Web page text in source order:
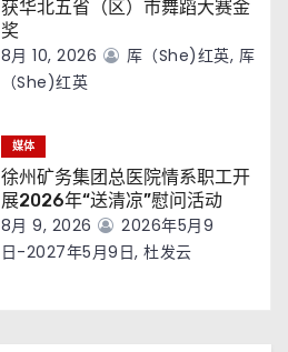
获华北五省（区）市舞蹈大赛金
奖
8月 10, 2026
厍（she)红英, 厍
（she)红英
媒体
徐州矿务集团总医院情系职工开
展2026年“送清凉”慰问活动
8月 9, 2026
2026年5月9
日-2027年5月9日, 杜发云